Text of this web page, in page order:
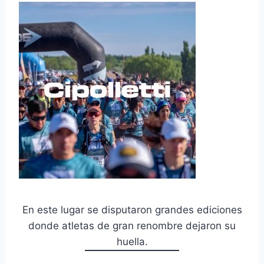
En este lugar se disputaron grandes ediciones
donde atletas de gran renombre dejaron su
huella.